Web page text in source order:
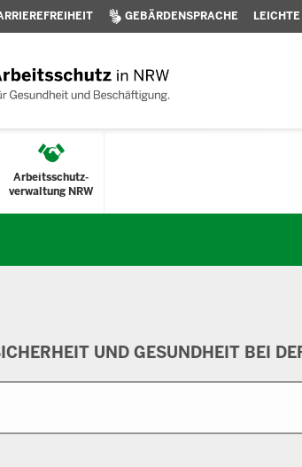
GEBÄRDENSPRACHE
Arbeitsschutz-
verwaltung NRW
UND GESUNDHEIT BEI